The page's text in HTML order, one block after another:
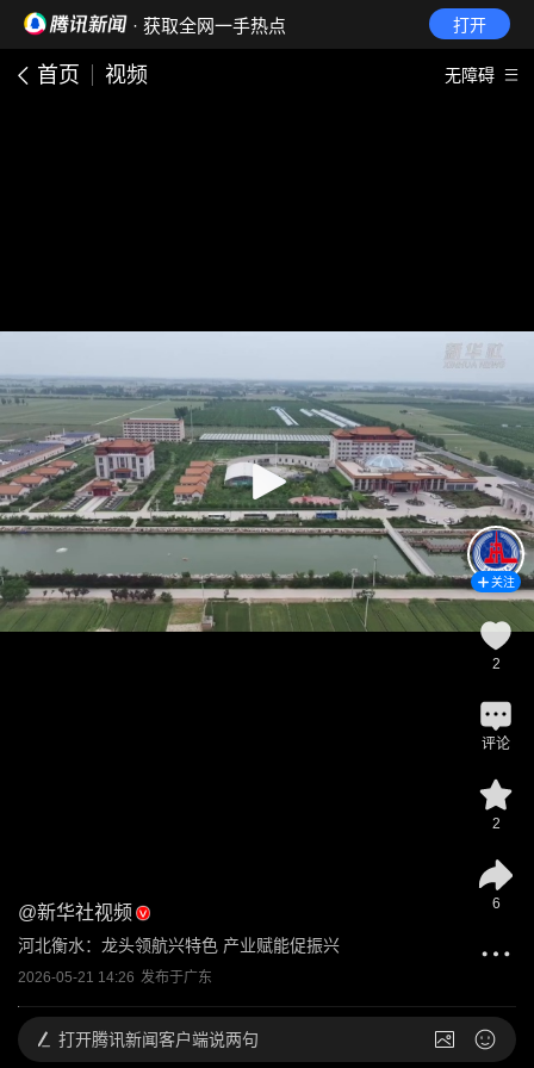
· 获取全网一手热点 打开
首页 视频 无障碍
@新华社视频
河北衡水：龙头领航兴特色 产业赋能促振兴
2026-05-21 14:26 发布于广东
关注
2
评论
2
6
打开腾讯新闻客户端说两句